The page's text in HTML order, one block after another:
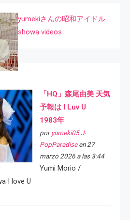
yumekiさんの昭和アイドル
showa videos
「HQ」森尾由美 天気
予報は I Luv U
1983年
por yumeki05 J-
PopParadiseen 27
marzo 2026 a las 3:44
Yumi Morio /
I love U